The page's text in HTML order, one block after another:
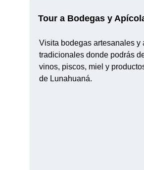
Tour a Bodegas y
Visita bodegas artesanales y
tradicionales donde podrás
vinos, piscos, miel y
de Lunahuaná.